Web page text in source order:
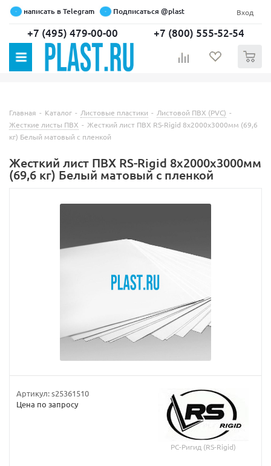
написать в Telegram Подписаться @plast Вход
+7 (495) 479-00-00 +7 (800) 555-52-54
Главная - Каталог - Листовые пластики - Листовой ПВХ (PVC) -
Жесткие листы ПВХ - Жесткий лист ПВХ RS-Rigid 8x2000x3000мм (69,6
кг) Белый матовый с пленкой
Жесткий лист ПВХ RS-Rigid 8x2000x3000мм
(69,6 кг) Белый матовый с пленкой
Артикул:s25361510
Цена по запросу
РС-Ригид (RS-Rigid)